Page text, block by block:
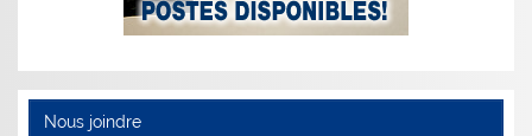
Nous joindre